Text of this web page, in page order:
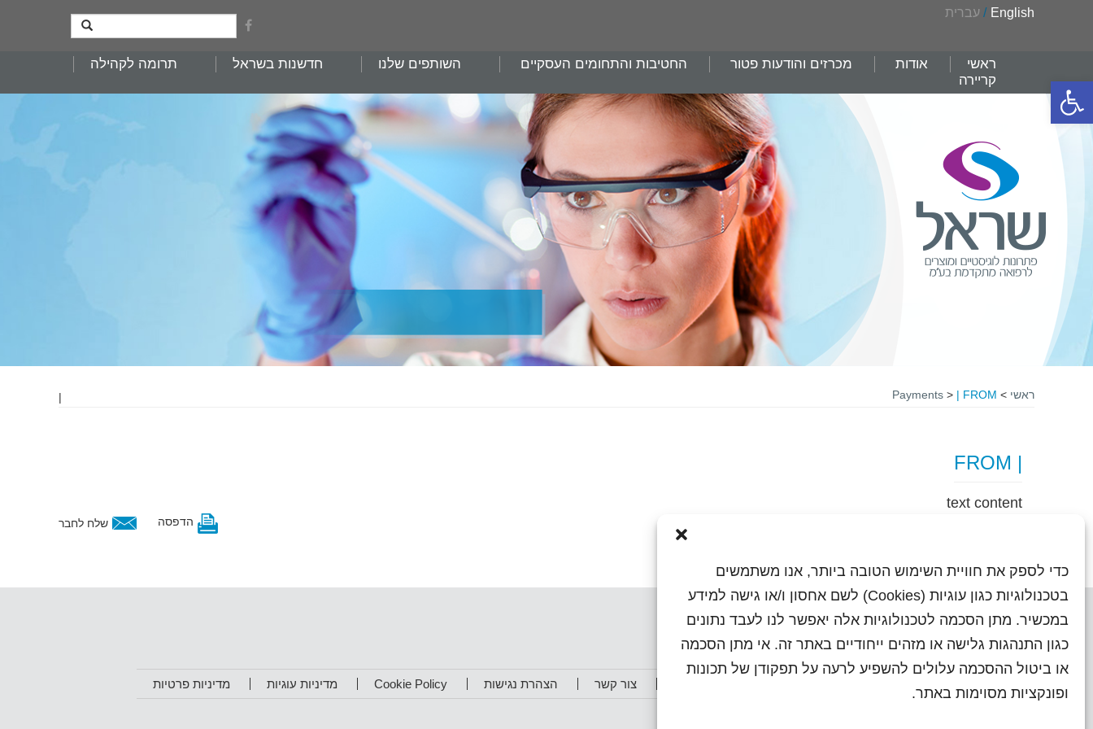
פתח סרגל נגישות
כדי לספק את חוויית השימוש הטובה ביותר, אנו משתמשים
בטכנולוגיות כגון עוגיות (Cookies) לשם אחסון ו/או גישה למידע
במכשיר. מתן הסכמה לטכנולוגיות אלה יאפשר לנו לעבד נתונים
כגון התנהגות גלישה או מזהים ייחודיים באתר זה. אי מתן הסכמה
או ביטול ההסכמה עלולים להשפיע לרעה על תפקודן של תכונות
ופונקציות מסוימות באתר.
English
/ עברית
ראשי אודות מכרזים והודעות פטור החטיבות והתחומים העסקיים השותפים שלנו חדשנות בשראל
תרומה לקהילה
קריירה
ראשי >
Payments > | FROM
|
| FROM
text content
שלח לחבר הדפסה
צור קשר הצהרת נגישות Cookie Policy מדיניות עוגיות מדיניות פרטיות